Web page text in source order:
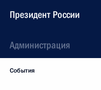
Президент России
Администрация
События